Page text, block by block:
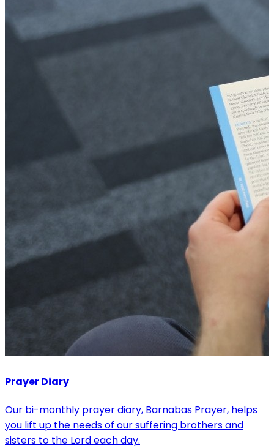
Prayer Diary
Our bi-monthly prayer diary, Barnabas Prayer, helps
you lift up the needs of our suffering brothers and
sisters to the Lord each day.